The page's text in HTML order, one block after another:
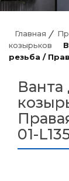
Главная
козырьков
резьба /
Ванта
01-